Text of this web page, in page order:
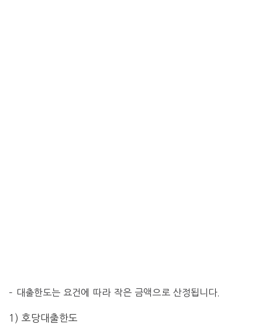
– 대출한도는 요건에 따라 작은 금액으로 산정됩니다.
1) 호당대출한도